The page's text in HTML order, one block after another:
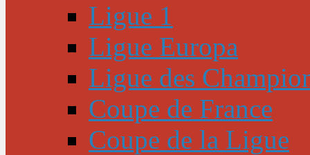
Ligue 1
Ligue Europa
Ligue des
Coupe de France
Coupe de la Ligue